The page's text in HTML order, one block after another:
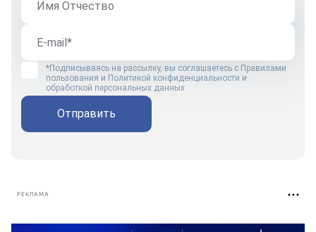
*Подписываясь на рассылку, вы соглашаетесь с Правилами
пользования и Политикой конфиденциальности и
обработкой персональных данных
Отправить
РЕКЛАМА